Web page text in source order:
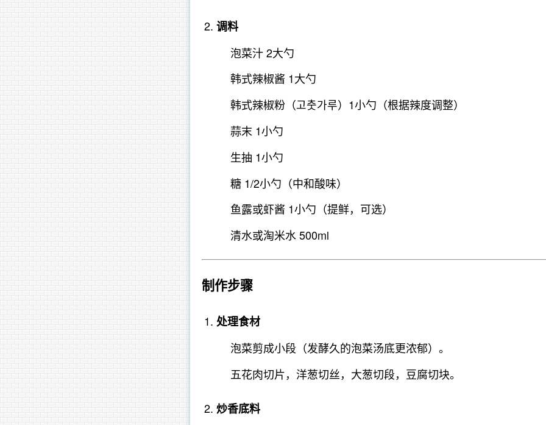
调料
泡菜汁 2大勺
韩式辣椒酱 1大勺
韩式辣椒粉（고춧가루）1小勺（根据辣度调整）
蒜末 1小勺
生抽 1小勺
糖 1/2小勺（中和酸味）
鱼露或虾酱 1小勺（提鲜，可选）
清水或淘米水 500ml
制作步骤
处理食材
泡菜剪成小段（发酵久的泡菜汤底更浓郁）。
五花肉切片，洋葱切丝，大葱切段，豆腐切块。
炒香底料